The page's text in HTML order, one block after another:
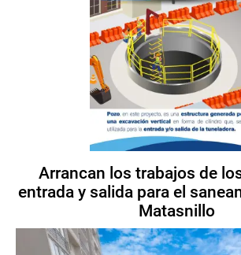
Arrancan los trabajos de
entrada y salida para el
Matasnillo